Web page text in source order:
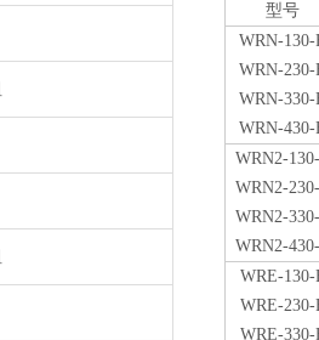
型号
WRN-130-
WRN-230-
WRN-330-
WRN-430-
WRN2-
WRN2-
WRN2-
WRN2-
WRE-130-
WRE-230-
WRE-330-